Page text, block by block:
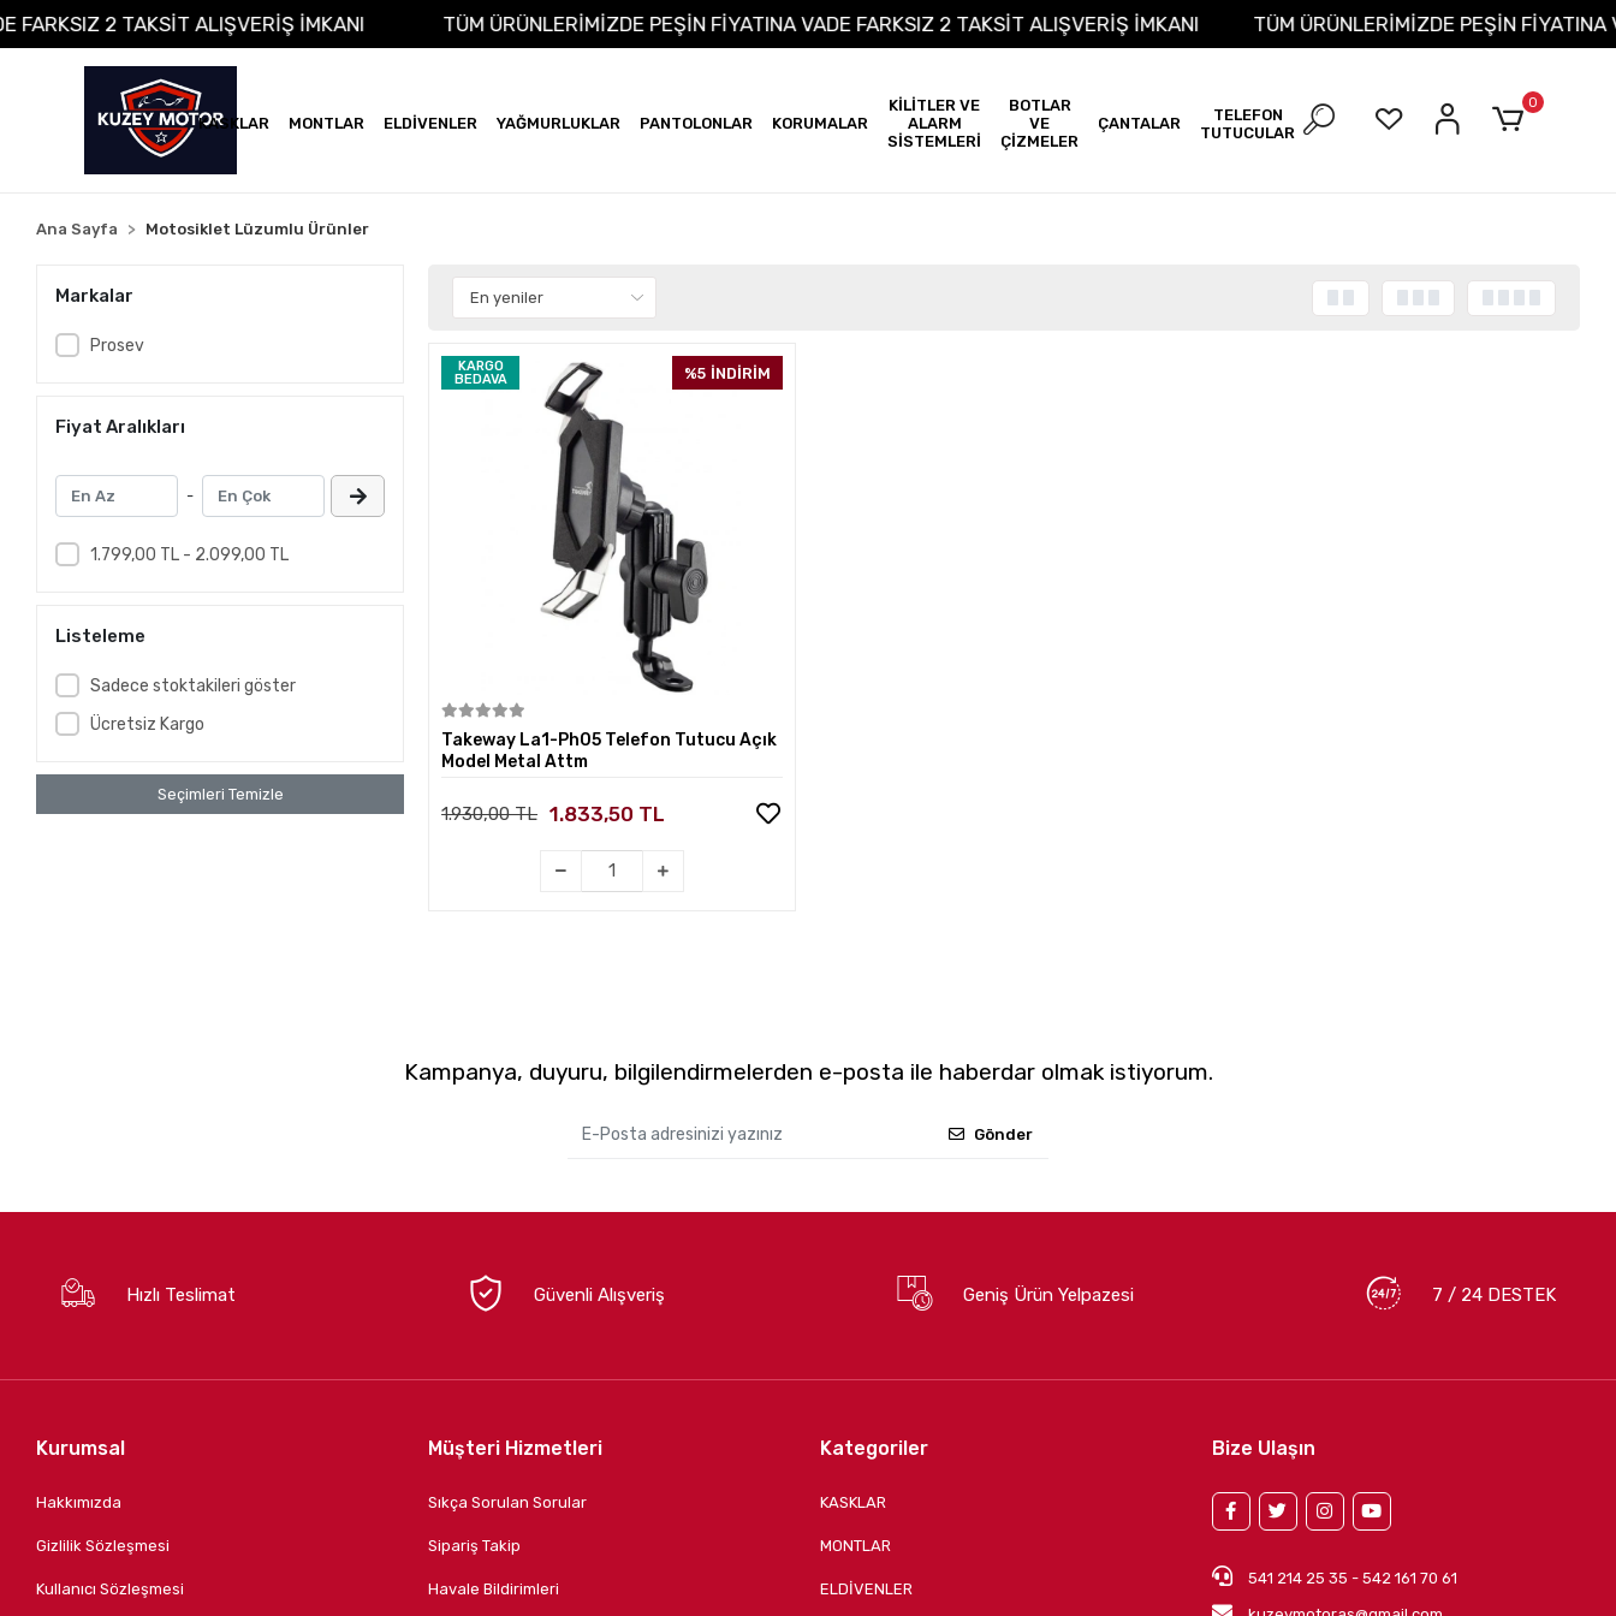
FARKSIZ 2 TAKSİT ALIŞVERİŞ İMKANI TÜM ÜRÜNLERİMİZDE PEŞİN FİYATINA VADE FARKSIZ 2 TAKSİT ALIŞVERİŞ İMKANI TÜM ÜRÜNLERİMİZDE PEŞİN
KASKLAR MONTLAR ELDİVENLER YAĞMURLUKLAR PANTOLONLAR KORUMALAR
KİLİTLER VE
ALARM
SİSTEMLERİ
BOTLAR
VE
ÇİZMELER
ÇANTALAR
TELEFON
TUTUCULAR
0
Ana Sayfa Motosiklet Lüzumlu Ürünler
Markalar
Prosev
Fiyat Aralıkları
-
1.799,00 TL - 2.099,00 TL
Listeleme
Sadece stoktakileri göster
Ücretsiz Kargo
Seçimleri Temizle
KARGO
BEDAVA
%5 İNDİRİM
Takeway La1-Ph05 Telefon Tutucu Açık
Model Metal Attm
1.930,00 TL 1.833,50 TL
Kampanya, duyuru, bilgilendirmelerden e-posta ile haberdar olmak istiyorum.
Gönder
Hızlı Teslimat Güvenli Alışveriş Geniş Ürün Yelpazesi 7 / 24 DESTEK
Kurumsal
Hakkımızda
Gizlilik Sözleşmesi
Kullanıcı Sözleşmesi
Müşteri Hizmetleri
Sıkça Sorulan Sorular
Sipariş Takip
Havale Bildirimleri
Kategoriler
KASKLAR
MONTLAR
ELDİVENLER
Bize Ulaşın
541 214 25 35 - 542 161 70 61